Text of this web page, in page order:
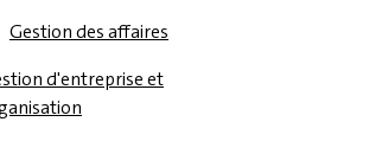
Gestion des affaires
d'entreprise et